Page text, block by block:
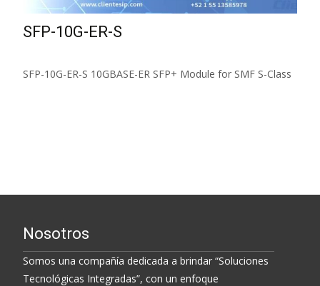
SFP-10G-ER-S
SFP-10G-ER-S 10GBASE-ER SFP+ Module for SMF S-Class
Nosotros
Somos una compañía dedicada a brindar “Soluciones
Tecnológicas Integradas”, con un enfoque